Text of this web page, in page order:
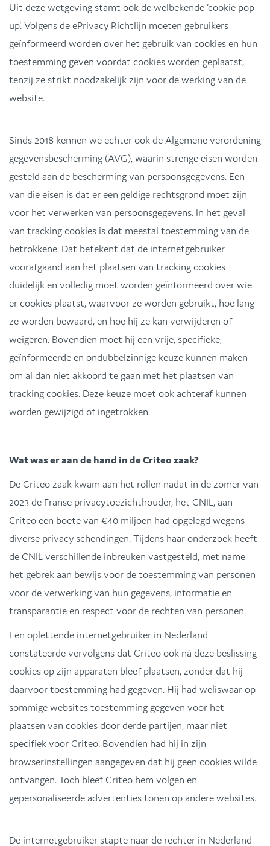
Uit deze wetgeving stamt ook de welbekende ‘cookie pop-
up’. Volgens de ePrivacy Richtlijn moeten gebruikers
geïnformeerd worden over het gebruik van cookies en hun
toestemming geven voordat cookies worden geplaatst,
tenzij ze strikt noodzakelijk zijn voor de werking van de
website.
Sinds 2018 kennen we echter ook de Algemene verordening
gegevensbescherming (AVG), waarin strenge eisen worden
gesteld aan de bescherming van persoonsgegevens. Een
van die eisen is dat er een geldige rechtsgrond moet zijn
voor het verwerken van persoonsgegevens. In het geval
van tracking cookies is dat meestal toestemming van de
betrokkene. Dat betekent dat de internetgebruiker
voorafgaand aan het plaatsen van tracking cookies
duidelijk en volledig moet worden geïnformeerd over wie
er cookies plaatst, waarvoor ze worden gebruikt, hoe lang
ze worden bewaard, en hoe hij ze kan verwijderen of
weigeren. Bovendien moet hij een vrije, specifieke,
geïnformeerde en ondubbelzinnige keuze kunnen maken
om al dan niet akkoord te gaan met het plaatsen van
tracking cookies. Deze keuze moet ook achteraf kunnen
worden gewijzigd of ingetrokken.
Wat was er aan de hand in de Criteo zaak?
De Criteo zaak kwam aan het rollen nadat in de zomer van
2023 de Franse privacytoezichthouder, het CNIL, aan
Criteo een boete van €40 miljoen had opgelegd wegens
diverse privacy schendingen. Tijdens haar onderzoek heeft
de CNIL verschillende inbreuken vastgesteld, met name
het gebrek aan bewijs voor de toestemming van personen
voor de verwerking van hun gegevens, informatie en
transparantie en respect voor de rechten van personen.
Een oplettende internetgebruiker in Nederland
constateerde vervolgens dat Criteo ook ná deze beslissing
cookies op zijn apparaten bleef plaatsen, zonder dat hij
daarvoor toestemming had gegeven. Hij had weliswaar op
sommige websites toestemming gegeven voor het
plaatsen van cookies door derde partijen, maar niet
specifiek voor Criteo. Bovendien had hij in zijn
browserinstellingen aangegeven dat hij geen cookies wilde
ontvangen. Toch bleef Criteo hem volgen en
gepersonaliseerde advertenties tonen op andere websites.
De internetgebruiker stapte naar de rechter in Nederland